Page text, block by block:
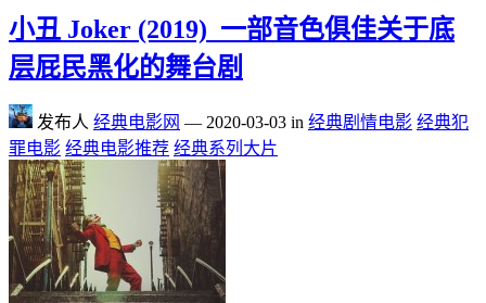
小丑 Joker (2019)_一部音色俱佳关于底
层屁民黑化的舞台剧
发布人 经典电影网 — 2020-03-03 in 经典剧情电影 经典犯
罪电影 经典电影推荐 经典系列大片